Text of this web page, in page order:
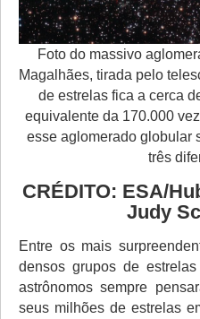
Foto do massivo
Magalhães, tirada pelo
de estrelas fica a cerca
equivalente da 170.000
esse aglomerado globular
três
CRÉDITO: ESA/
Judy
Entre os mais
densos grupos de
astrônomos sempre
seus milhões de estrelas